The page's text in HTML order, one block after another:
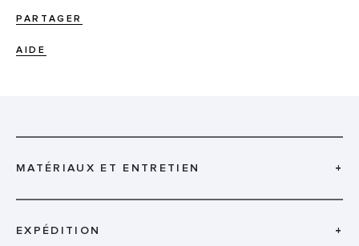
PARTAGER
AIDE
MATÉRIAUX ET ENTRETIEN +
EXPÉDITION +